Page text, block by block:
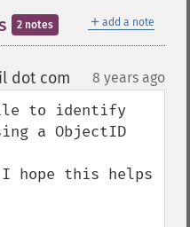
＋ add a note
2 notes
dot com 8 years ago
to identify
a ObjectID
I hope this helps